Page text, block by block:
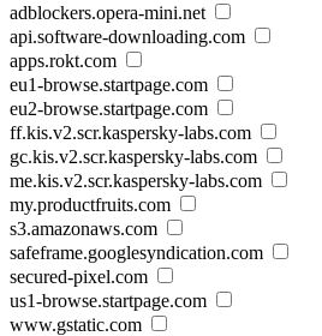
adblockers.opera-mini.net
api.software-downloading.com
apps.rokt.com
eu1-browse.startpage.com
eu2-browse.startpage.com
ff.kis.v2.scr.kaspersky-labs.com
gc.kis.v2.scr.kaspersky-labs.com
me.kis.v2.scr.kaspersky-labs.com
my.productfruits.com
s3.amazonaws.com
safeframe.googlesyndication.com
secured-pixel.com
us1-browse.startpage.com
www.gstatic.com